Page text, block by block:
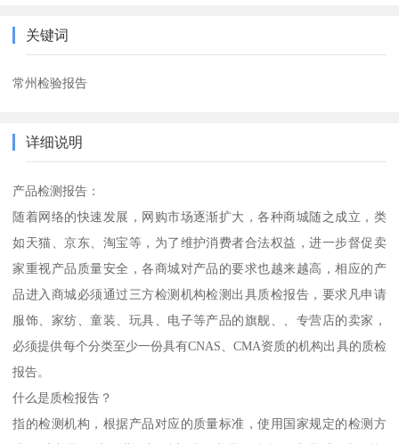
关键词
常州检验报告
详细说明
产品检测报告：
随着网络的快速发展，网购市场逐渐扩大，各种商城随之成立，类
如天猫、京东、淘宝等，为了维护消费者合法权益，进一步督促卖
家重视产品质量安全，各商城对产品的要求也越来越高，相应的产
品进入商城必须通过三方检测机构检测出具质检报告，要求凡申请
服饰、家纺、童装、玩具、电子等产品的旗舰、、专营店的卖家，
必须提供每个分类至少一份具有CNAS、CMA资质的机构出具的质检
报告。
什么是质检报告？
指的检测机构，根据产品对应的质量标准，使用国家规定的检测方